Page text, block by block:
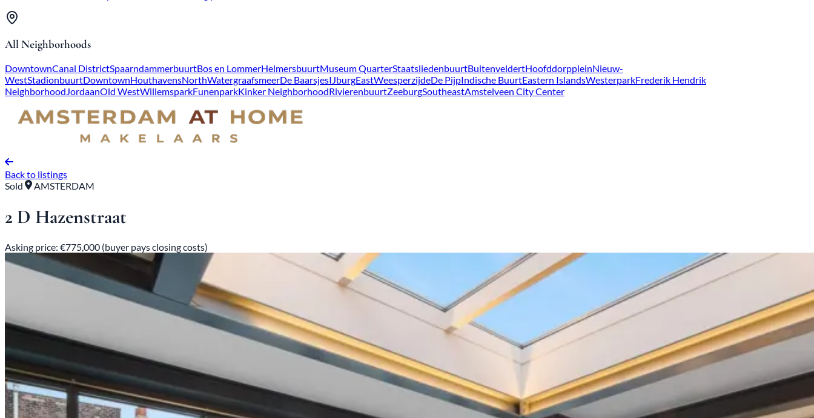
All Neighborhoods
DowntownCanal DistrictSpaarndammerbuurtBos en LommerHelmersbuurtMuseum QuarterStaatsliedenbuurtBuitenveldertHoofddorppleinNieuw-
WestStadionbuurtDowntownHouthavensNorthWatergraafsmeerDe BaarsjesIJburgEastWeesperzijdeDe PijpIndische BuurtEastern IslandsWesterparkFrederik Hendrik
NeighborhoodJordaanOld WestWillemsparkFunenparkKinker NeighborhoodRivierenbuurtZeeburgSoutheastAmstelveen City Center
Back to listings
Sold
AMSTERDAM
2 D Hazenstraat
Asking price: €775,000 (buyer pays closing costs)